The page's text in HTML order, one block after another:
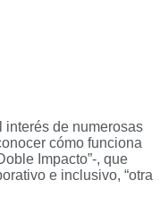
interés de numerosas
cómo funciona
Impacto”-, que
e inclusivo, “otra